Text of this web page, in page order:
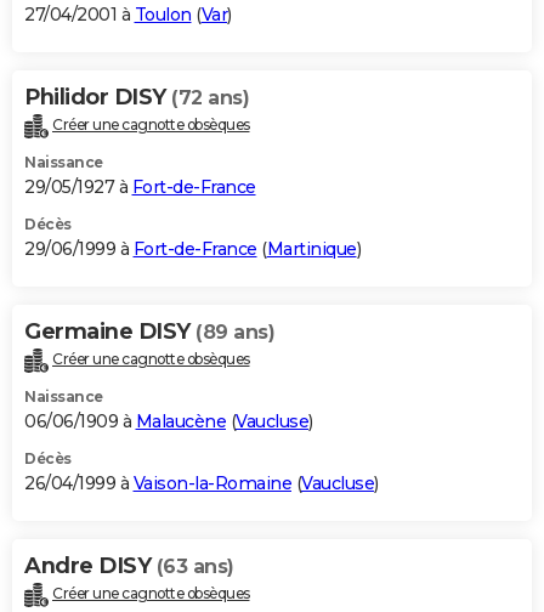
27/04/2001 à Toulon (Var)
Philidor DISY (72 ans)
Créer une cagnotte obsèques
Naissance
29/05/1927 à Fort-de-France
Décès
29/06/1999 à Fort-de-France (Martinique)
Germaine DISY (89 ans)
Créer une cagnotte obsèques
Naissance
06/06/1909 à Malaucène (Vaucluse)
Décès
26/04/1999 à Vaison-la-Romaine (Vaucluse)
Andre DISY (63 ans)
Créer une cagnotte obsèques